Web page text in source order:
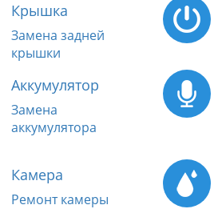
Крышка
Замена задней
крышки
Аккумулятор
Замена
аккумулятора
Камера
Ремонт камеры